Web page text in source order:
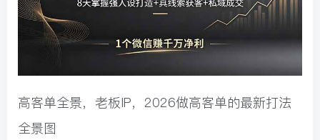
高客单全景，老板IP，2026做高客单的最新打法
全景图